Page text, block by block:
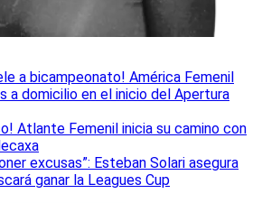
a bicampeonato! América Femenil
a domicilio en el inicio del Apertura
Atlante Femenil inicia su camino con
excusas”: Esteban Solari asegura
ganar la Leagues Cup